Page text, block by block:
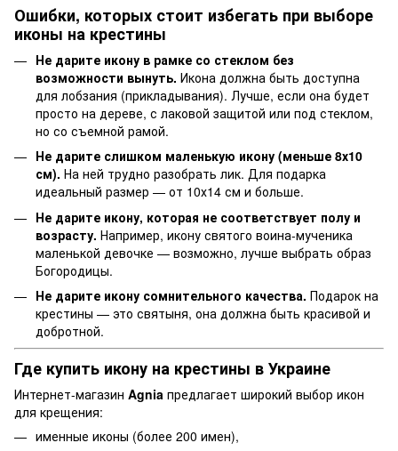
Ошибки, которых стоит избегать при выборе
иконы на крестины
Не дарите икону в рамке со стеклом без
возможности вынуть. Икона должна быть доступна
для лобзания (прикладывания). Лучше, если она будет
просто на дереве, с лаковой защитой или под стеклом,
но со съемной рамой.
Не дарите слишком маленькую икону (меньше 8х10
см). На ней трудно разобрать лик. Для подарка
идеальный размер — от 10х14 см и больше.
Не дарите икону, которая не соответствует полу и
возрасту. Например, икону святого воина-мученика
маленькой девочке — возможно, лучше выбрать образ
Богородицы.
Не дарите икону сомнительного качества. Подарок на
крестины — это святыня, она должна быть красивой и
добротной.
Где купить икону на крестины в Украине
Интернет-магазин Agnia предлагает широкий выбор икон
для крещения:
именные иконы (более 200 имен),